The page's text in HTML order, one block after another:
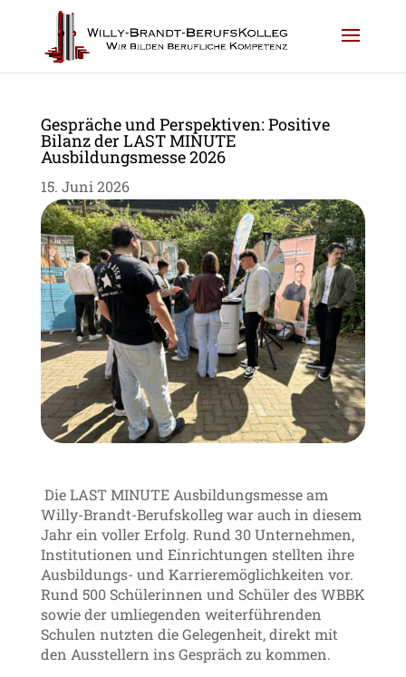
Gespräche und Perspektiven: Positive
Bilanz der LAST MINUTE
Ausbildungsmesse 2026
15. Juni 2026
Die LAST MINUTE Ausbildungsmesse am
Willy-Brandt-Berufskolleg war auch in diesem
Jahr ein voller Erfolg. Rund 30 Unternehmen,
Institutionen und Einrichtungen stellten ihre
Ausbildungs- und Karrieremöglichkeiten vor.
Rund 500 Schülerinnen und Schüler des WBBK
sowie der umliegenden weiterführenden
Schulen nutzten die Gelegenheit, direkt mit
den Ausstellern ins Gespräch zu kommen.